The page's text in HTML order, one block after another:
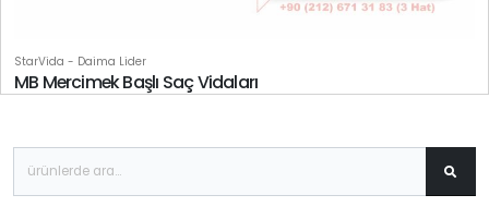
StarVida - Daima Lider
MB Mercimek Başlı Saç Vidaları